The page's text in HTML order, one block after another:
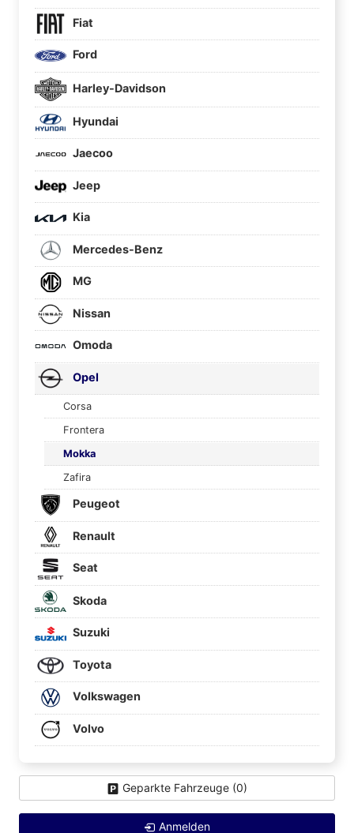
Fiat
Ford
Harley-Davidson
Hyundai
Jaecoo
Jeep
Kia
Mercedes-Benz
MG
Nissan
Omoda
Opel
Corsa
Frontera
Mokka
Zafira
Peugeot
Renault
Seat
Skoda
Suzuki
Toyota
Volkswagen
Volvo
Geparkte Fahrzeuge (0)
Anmelden